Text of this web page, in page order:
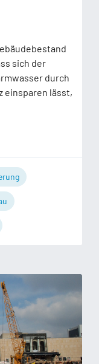
sich der
durch
einsparen lässt,